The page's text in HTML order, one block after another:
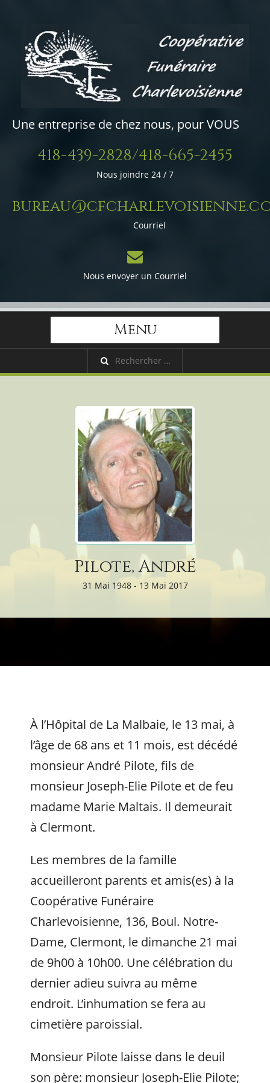
Une entreprise de chez nous, pour VOUS
418-439-2828/418-665-2455
Nous joindre 24 / 7
Courriel
Nous envoyer un Courriel
Menu
Pilote, André
31 Mai 1948 - 13 Mai 2017
À l’Hôpital de La Malbaie, le 13 mai, à
l’âge de 68 ans et 11 mois, est décédé
monsieur André Pilote, fils de
monsieur Joseph-Elie Pilote et de feu
madame Marie Maltais. Il demeurait
à Clermont.
Les membres de la famille
accueilleront parents et amis(es) à la
Coopérative Funéraire
Charlevoisienne, 136, Boul. Notre-
Dame, Clermont, le dimanche 21 mai
de 9h00 à 10h00. Une célébration du
dernier adieu suivra au même
endroit. L’inhumation se fera au
cimetière paroissial.
Monsieur Pilote laisse dans le deuil
son père: monsieur Joseph-Elie Pilote;